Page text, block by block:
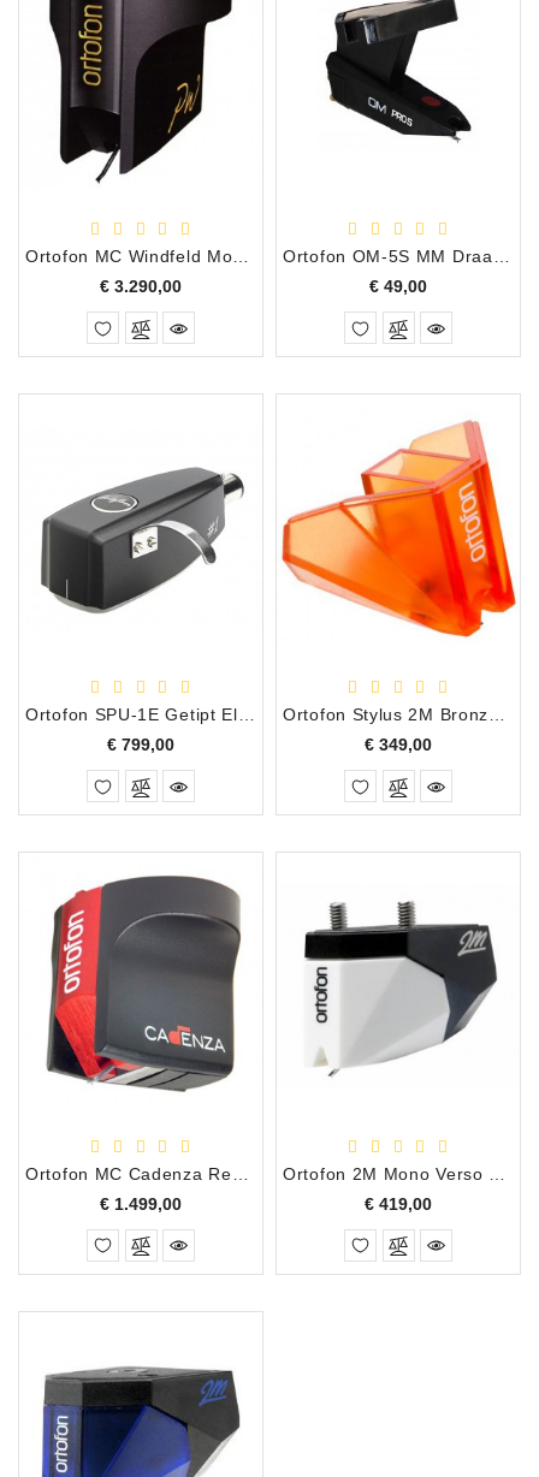
Ortofon MC Windfeld Moving Coil Draaitafel Element
€ 3.290,00Prijs
Ortofon OM-5S MM Draaitafel Element, Getipt Elliptisch
€ 49,00Prijs
Ortofon SPU-1E Getipt Elliptisch MC Draaitafel Element
€ 799,00Prijs
Ortofon Stylus 2M Bronze Vervangingsnaald
€ 349,00Prijs
€ 1.499,00Prijs
€ 419,00Prijs